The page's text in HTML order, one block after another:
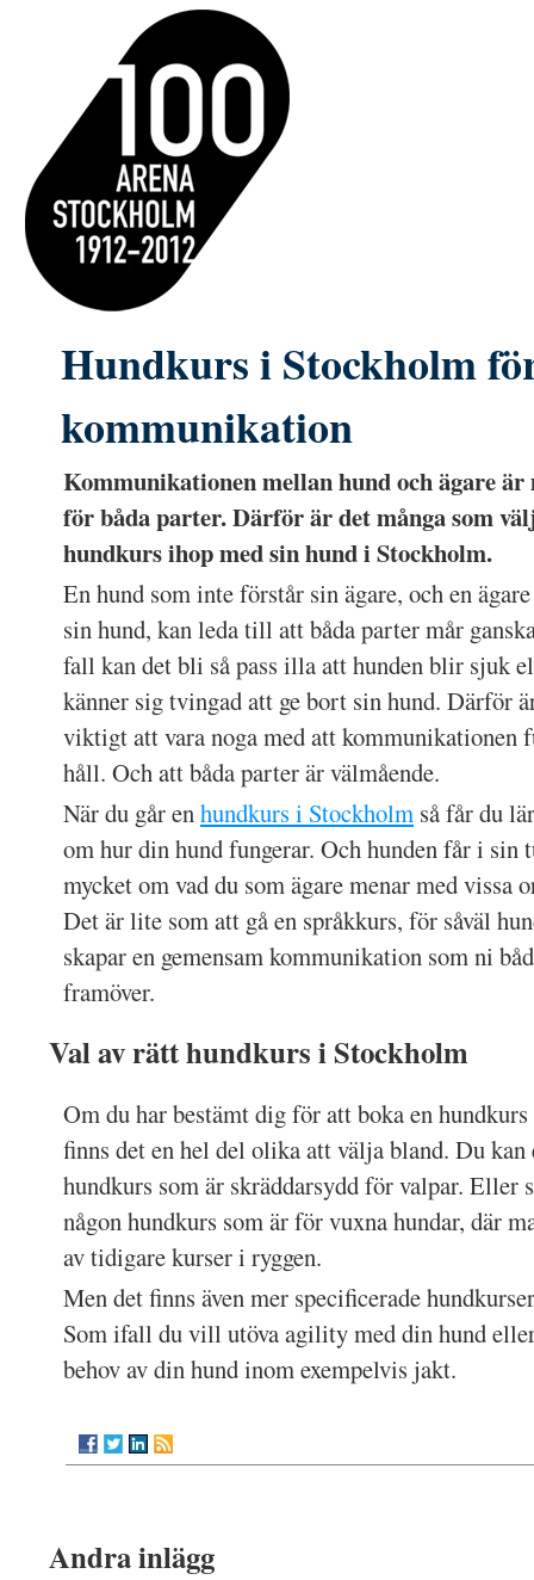
Hundkurs i Stockholm
kommunikation
Kommunikationen mellan hund och ägare
för båda parter. Därför är det många som
hundkurs ihop med sin hund i Stockholm.
En hund som inte förstår sin ägare, och en
sin hund, kan leda till att båda parter mår
fall kan det bli så pass illa att hunden blir sjuk
känner sig tvingad att ge bort sin hund. Därför
viktigt att vara noga med att kommunikationen
håll. Och att båda parter är välmående.
När du går enhundkurs i Stockholm så får du
om hur din hund fungerar. Och hunden får i sin
mycket om vad du som ägare menar med vissa
Det är lite som att gå en språkkurs, för såväl
skapar en gemensam kommunikation som ni
framöver.
Val av rätt hundkurs i Stockholm
Om du har bestämt dig för att boka en
finns det en hel del olika att välja bland. Du kan
hundkurs som är skräddarsydd för valpar. Eller
någon hundkurs som är för vuxna hundar, där
av tidigare kurser i ryggen.
Men det finns även mer specificerade
Som ifall du vill utöva agility med din hund
behov av din hund inom exempelvis jakt.
Andra inlägg